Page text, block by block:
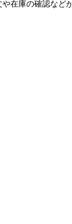
在庫の確認など